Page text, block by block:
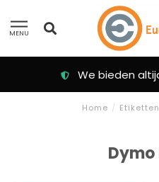
MENU
We bieden
Home / Etiketten
Dymo